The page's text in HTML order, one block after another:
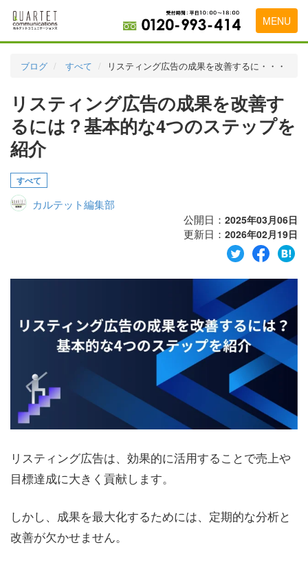
MENU
実績・お客様の声
初めて導入をお考えの方
広告代理店・HP制作会社様へ
お問い合わせ
ブログ すべて リスティング広告の成果を改善するに・・・
リスティング広告の成果を改善す
るには？基本的な4つのステップを
紹介
すべて
カルテット編集部
公開日： 2025年03月06日
更新日： 2026年02月19日
リスティング広告は、効果的に活用することで売上や
目標達成に大きく貢献します。
しかし、成果を最大化するためには、定期的な分析と
改善が欠かせません。